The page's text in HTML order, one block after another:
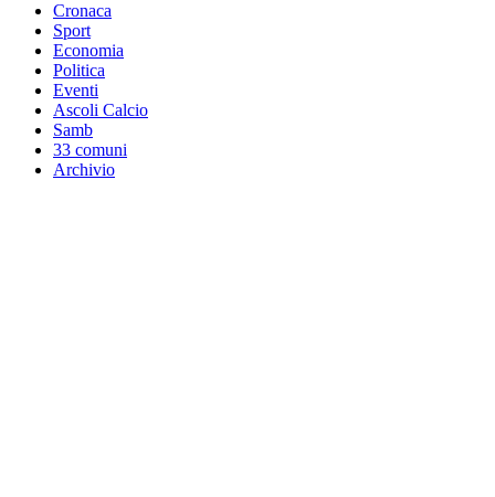
Cronaca
Sport
Economia
Politica
Eventi
Ascoli Calcio
Samb
33 comuni
Archivio